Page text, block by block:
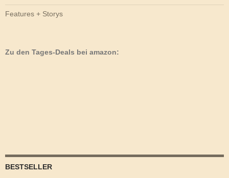
Features + Storys
Zu den Tages-Deals bei amazon:
BESTSELLER